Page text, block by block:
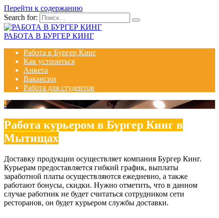
Перейти к содержанию
Search for:
РАБОТА В БУРГЕР КИНГ
Работа в Бургер Кинг
Как устроиться
Анкета
Вакансии
Работа для студентов
-
Работа курьером в Бургер Кинг в
Мытищах
Доставку продукции осуществляет компания Бургер Кинг.
Курьерам предоставляется гибкий график, выплаты
заработной платы осуществляются ежедневно, а также
работают бонусы, скидки. Нужно отметить, что в данном
случае работник не будет считаться сотрудником сети
ресторанов, он будет курьером службы доставки.